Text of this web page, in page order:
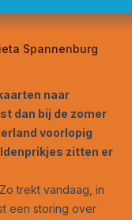
Spannenburg
naar
dan bij de zomer
voorlopig
zitten er
trekt vandaag, in
een storing over